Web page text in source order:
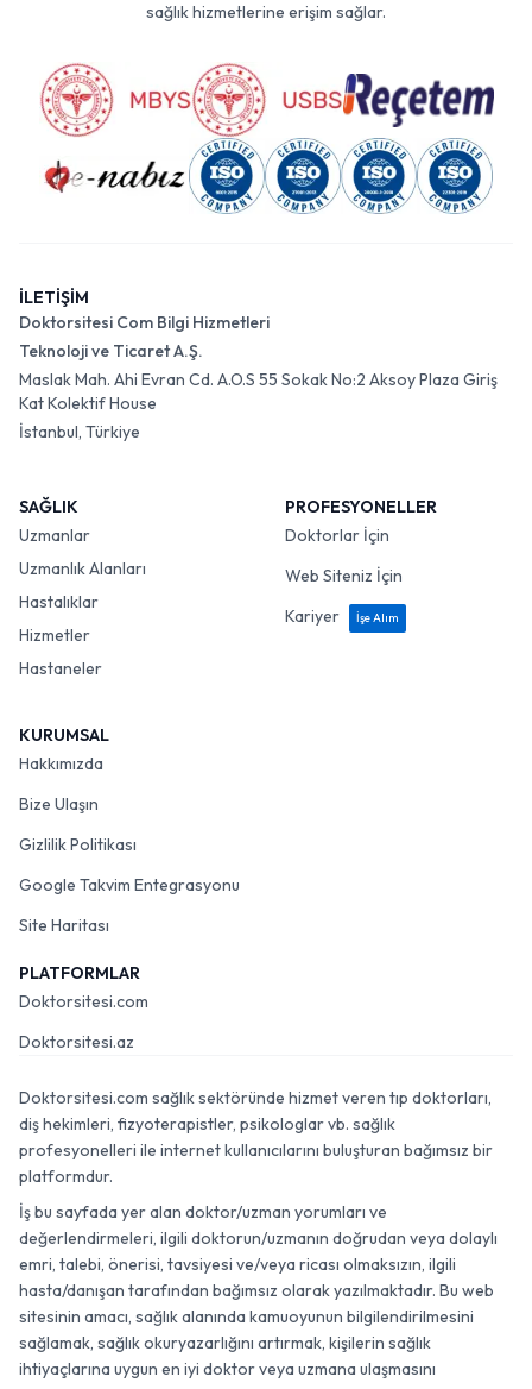
sağlık hizmetlerine erişim sağlar.
İLETİŞİM
Doktorsitesi Com Bilgi Hizmetleri
Teknoloji ve Ticaret A.Ş.
Maslak Mah. Ahi Evran Cd. A.O.S 55 Sokak No:2 Aksoy Plaza Giriş
Kat Kolektif House
İstanbul, Türkiye
SAĞLIK
Uzmanlar
Uzmanlık Alanları
Hastalıklar
Hizmetler
Hastaneler
PROFESYONELLER
Doktorlar İçin
Web Siteniz İçin
Kariyer
İşe Alım
KURUMSAL
Hakkımızda
Bize Ulaşın
Gizlilik Politikası
Google Takvim Entegrasyonu
Site Haritası
PLATFORMLAR
Doktorsitesi.com
Doktorsitesi.az
Doktorsitesi.com sağlık sektöründe hizmet veren tıp doktorları,
diş hekimleri, fizyoterapistler, psikologlar vb. sağlık
profesyonelleri ile internet kullanıcılarını buluşturan bağımsız bir
platformdur.
İş bu sayfada yer alan doktor/uzman yorumları ve
değerlendirmeleri, ilgili doktorun/uzmanın doğrudan veya dolaylı
emri, talebi, önerisi, tavsiyesi ve/veya ricası olmaksızın, ilgili
hasta/danışan tarafından bağımsız olarak yazılmaktadır. Bu web
sitesinin amacı, sağlık alanında kamuoyunun bilgilendirilmesini
sağlamak, sağlık okuryazarlığını artırmak, kişilerin sağlık
ihtiyaçlarına uygun en iyi doktor veya uzmana ulaşmasını